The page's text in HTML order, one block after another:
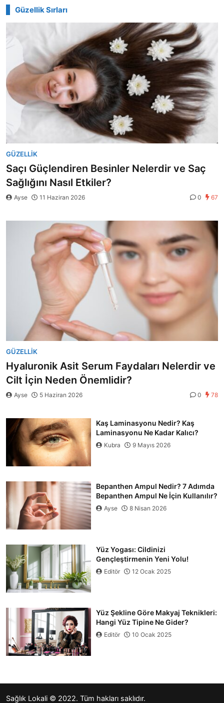
Güzellik Sırları
GÜZELLIK
Saçı Güçlendiren Besinler Nelerdir ve Saç
Sağlığını Nasıl Etkiler?
Ayse 11 Haziran 2026 0 67
GÜZELLIK
Hyaluronik Asit Serum Faydaları Nelerdir ve
Cilt İçin Neden Önemlidir?
Ayse 5 Haziran 2026 0 78
Kaş Laminasyonu Nedir? Kaş
Laminasyonu Ne Kadar Kalıcı?
Kubra 9 Mayıs 2026
Bepanthen Ampul Nedir? 7 Adımda
Bepanthen Ampul Ne İçin Kullanılır?
Ayse 8 Nisan 2026
Yüz Yogası: Cildinizi
Gençleştirmenin Yeni Yolu!
Editör 12 Ocak 2025
Yüz Şekline Göre Makyaj Teknikleri:
Hangi Yüz Tipine Ne Gider?
Editör 10 Ocak 2025
Sağlık Lokali © 2022. Tüm hakları saklıdır.